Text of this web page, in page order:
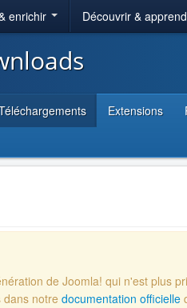
enrichir Découvrir &
Extensions
de Joomla! qui n'est plus
dans notre documentation officielle